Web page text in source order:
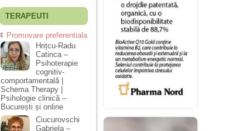
TERAPEUTI
Promovare preferentiala
Hrițcu-Radu
Catinca –
Psihoterapie
cognitiv-
comportamentală |
Schema Therapy |
Psihologie clinică –
București și online
Ciucurovschi
Gabriela –